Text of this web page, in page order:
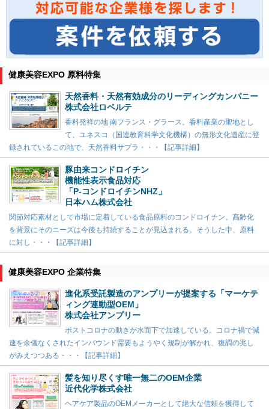
健康美容EXPO 原料特集
天然香料・天然有効成分のリーディングカンパニー
株式会社ロベルテ
香料発祥の地 南フランス・グラース。香料産業の聖地とし
て、ユネスコ（国連教育科学文化機構）の無形文化遺産に登
録されているこの地で、天然香料サプラ・・・【記事詳細】
豚由来コンドロイチン
機能性表示食品対応
「P-コンドロイチンNHZ」
日本ハム株式会社
関節対応素材として市場に定着している食品原料のコンドロイチン。高齢化
を背景にそのニーズは今後も持続することが見込まれる。そうした中、原料
に対し・・・【記事詳細】
健康美容EXPO 企業特集
進化系受託製造のアンプリーが提案する「マーケテ
ィング連動型OEM」
株式会社アンプリー
ポストコロナの動きが水面下で加速している。コロナ禍で減
速を余儀なくされたインバウンド需要もようやく規制が解かれ、復調の兆し
がみえつつある・・・【記事詳細】
髪を知り尽くす唯一無二のOEM企業
近代化学株式会社
ヘアケア製品のOEMメーカーとして絶大な信頼を獲得して